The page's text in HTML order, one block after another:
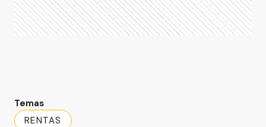
Temas
RENTAS